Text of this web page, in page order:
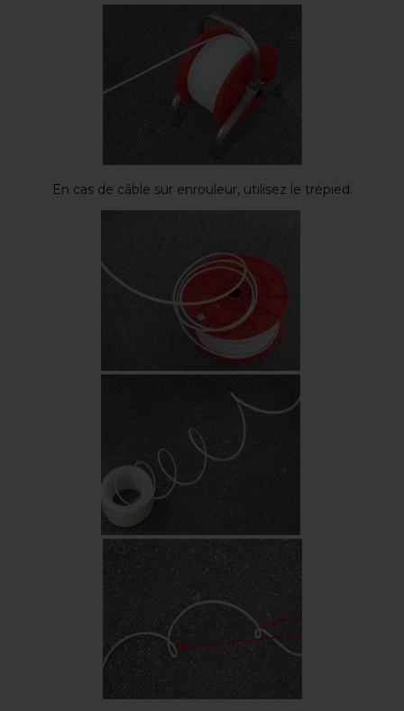
En cas de câble sur enrouleur, utilisez le trépied.